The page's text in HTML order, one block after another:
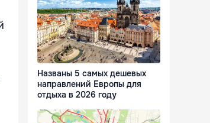
Названы 5 самых дешевых
направлений Европы для
отдыха в 2026 году